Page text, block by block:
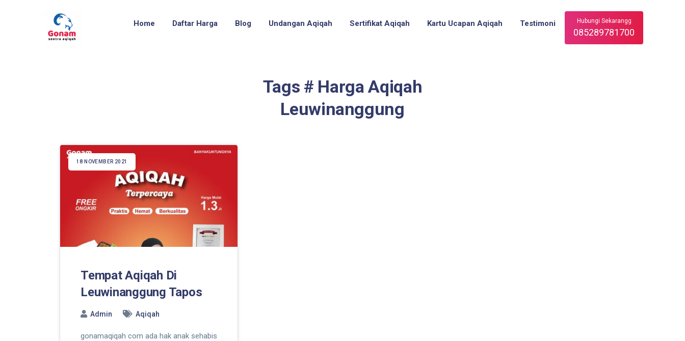
Home Daftar Harga Blog Undangan Aqiqah Sertifikat Aqiqah Kartu Ucapan Aqiqah Testimoni Hubungi Sekarangg
085289781700
Tags # Harga Aqiqah
Leuwinanggung
18 NOVEMBER 2021
Tempat Aqiqah Di
Leuwinanggung Tapos
Admin Aqiqah
gonamaqiqah com ada hak anak sehabis